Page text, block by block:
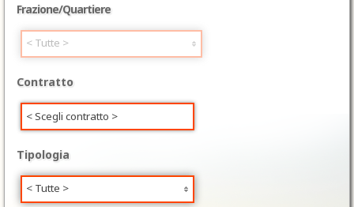
Frazione/Quartiere
< Tutte >
Contratto
Tipologia
< Tutte >